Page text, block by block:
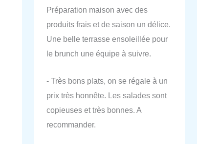
Préparation maison avec des
produits frais et de saison un délice.
Une belle terrasse ensoleillée pour
le brunch une équipe à suivre.
- Très bons plats, on se régale à un
prix très honnête. Les salades sont
copieuses et très bonnes. A
recommander.